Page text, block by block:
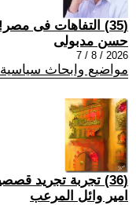
(35) التفاهات فى مصر!؟
حسن مدبولى
2026 / 8 / 7
مواضيع وابحاث سياسية
(36) تجربة تجريد قصصية 1996
امير وائل المرعب